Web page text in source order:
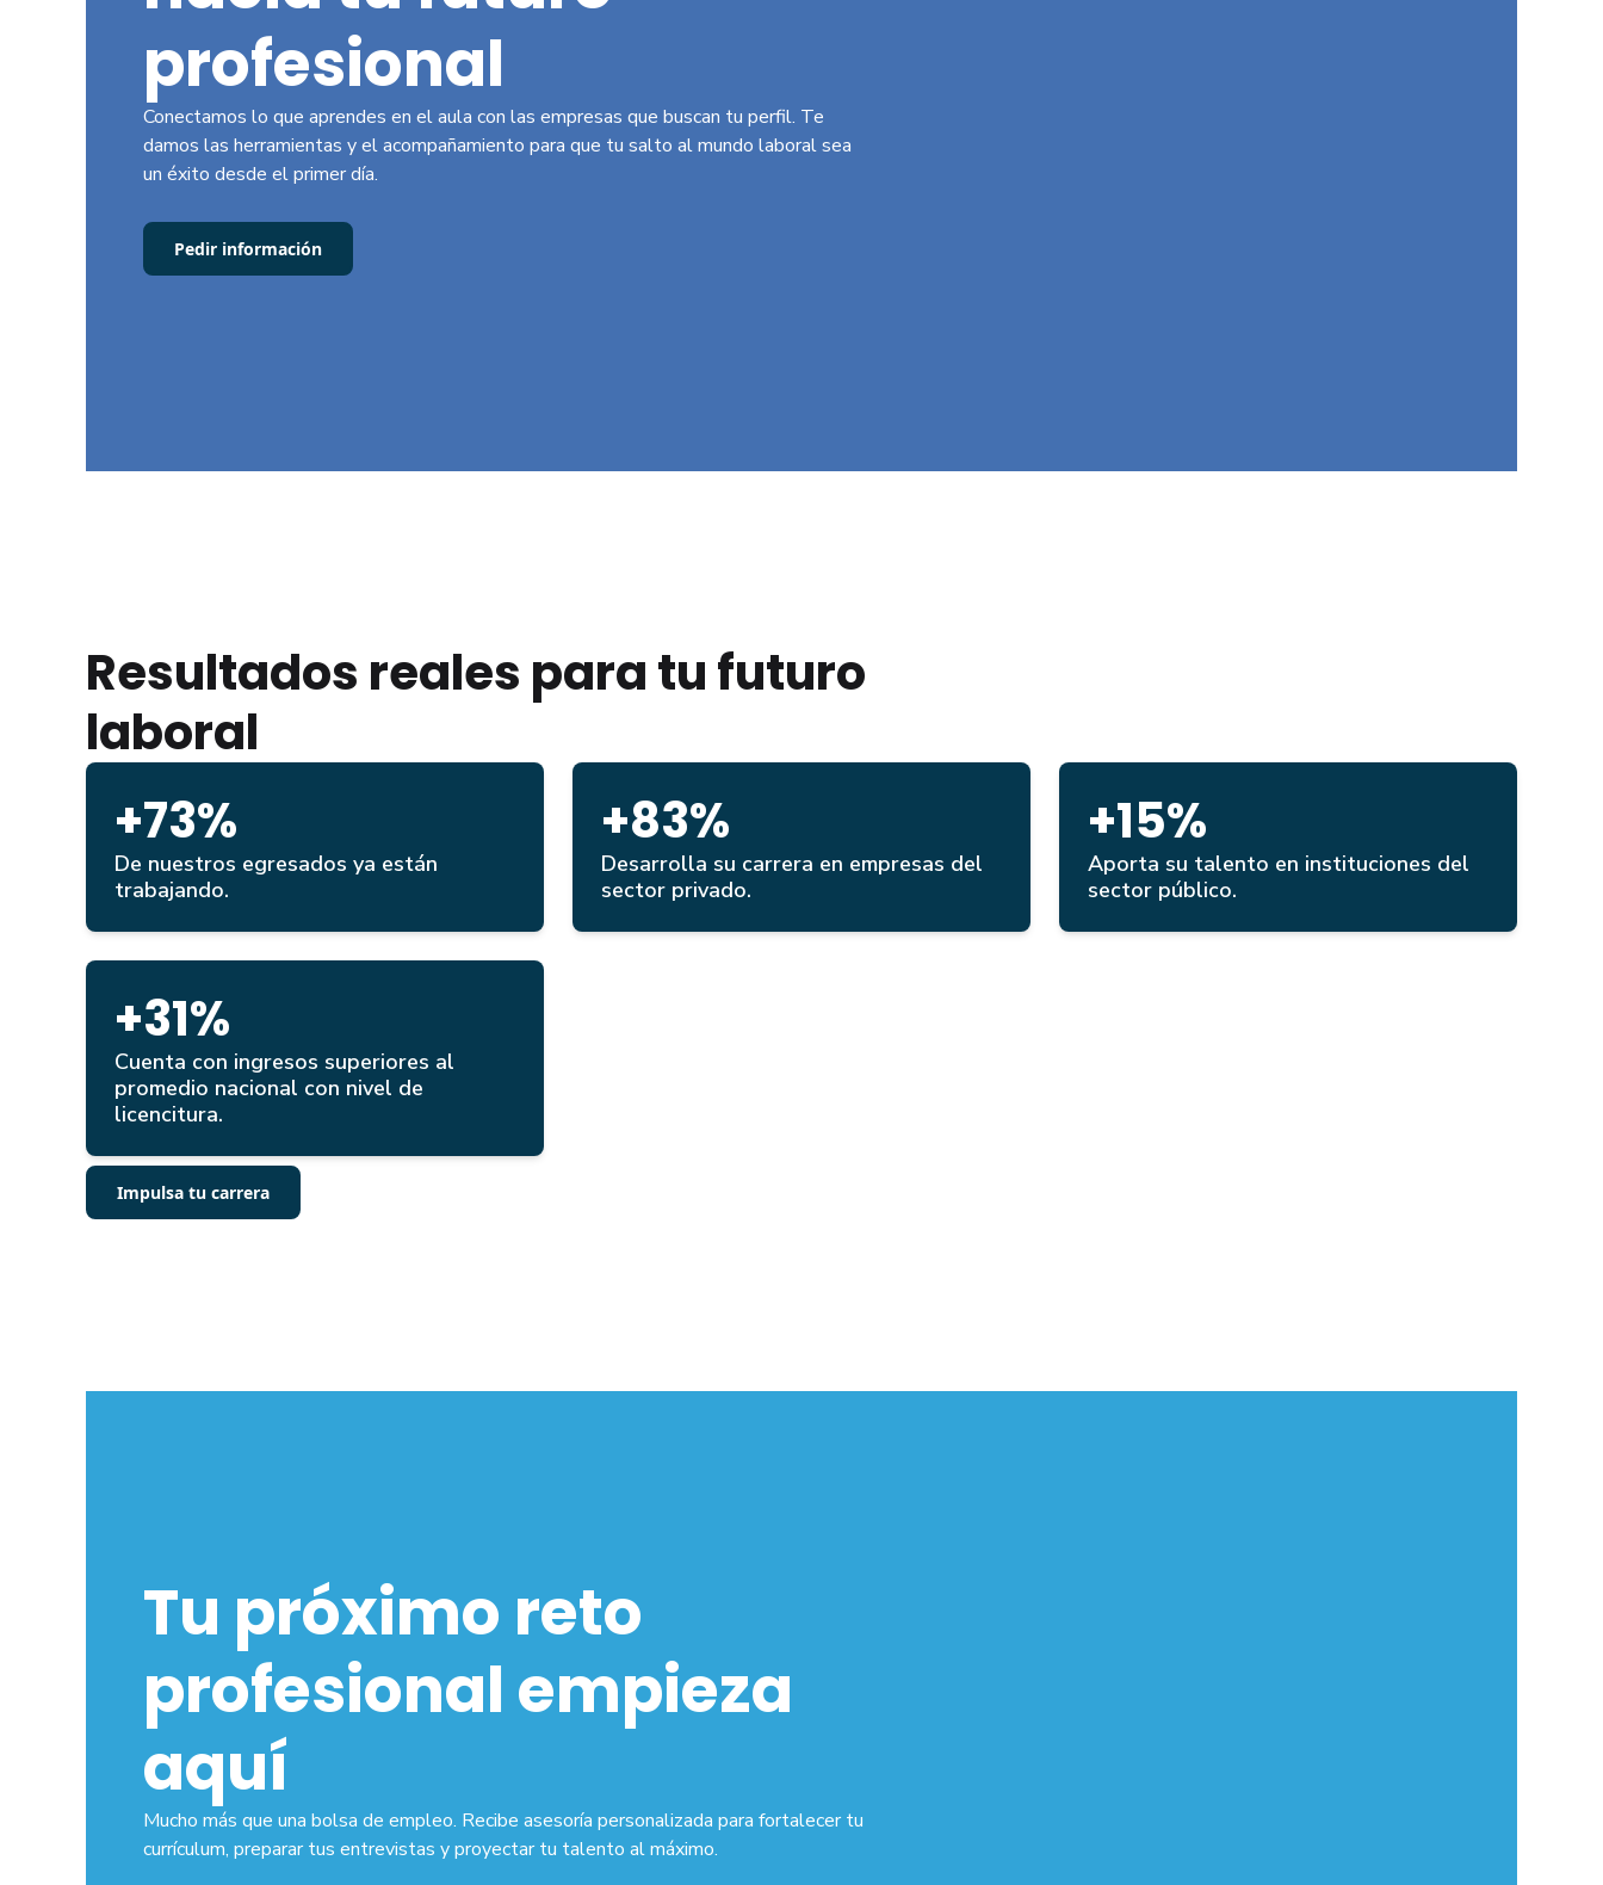
profesional
Conectamos lo que aprendes en el aula con las empresas que buscan tu perfil. Te
damos las herramientas y el acompañamiento para que tu salto al mundo laboral sea
un éxito desde el primer día.
Pedir información
Resultados reales para tu futuro
laboral
+73%
De nuestros egresados ya están
trabajando.
+83%
Desarrolla su carrera en empresas del
sector privado.
+15%
Aporta su talento en instituciones del
sector público.
+31%
Cuenta con ingresos superiores al
promedio nacional con nivel de
licencitura.
Impulsa tu carrera
Tu próximo reto
profesional empieza
aquí
Mucho más que una bolsa de empleo. Recibe asesoría personalizada para fortalecer tu
currículum, preparar tus entrevistas y proyectar tu talento al máximo.